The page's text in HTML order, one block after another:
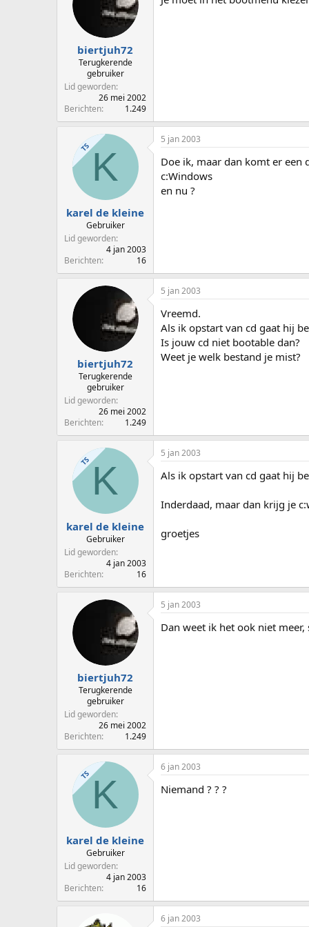
biertjuh72
Terugkerende
gebruiker
Lid geworden
26 mei 2002
Berichten
1.249
TS K
karel de kleine
Gebruiker
Lid geworden
4 jan 2003
Berichten
16
5 jan 2003
Doe ik, maar dan komt er een
c:Windows
en nu ?
biertjuh72
Terugkerende
gebruiker
Lid geworden
26 mei 2002
Berichten
1.249
5 jan 2003
Vreemd.
Als ik opstart van cd gaat hij
Is jouw cd niet bootable dan?
Weet je welk bestand je mist?
TS K
karel de kleine
Gebruiker
Lid geworden
4 jan 2003
Berichten
16
5 jan 2003
Als ik opstart van cd gaat hij
Inderdaad, maar dan krijg je
groetjes
biertjuh72
Terugkerende
gebruiker
Lid geworden
26 mei 2002
Berichten
1.249
5 jan 2003
Dan weet ik het ook niet meer,
TS K
karel de kleine
Gebruiker
Lid geworden
4 jan 2003
Berichten
16
6 jan 2003
Niemand ? ? ?
6 jan 2003